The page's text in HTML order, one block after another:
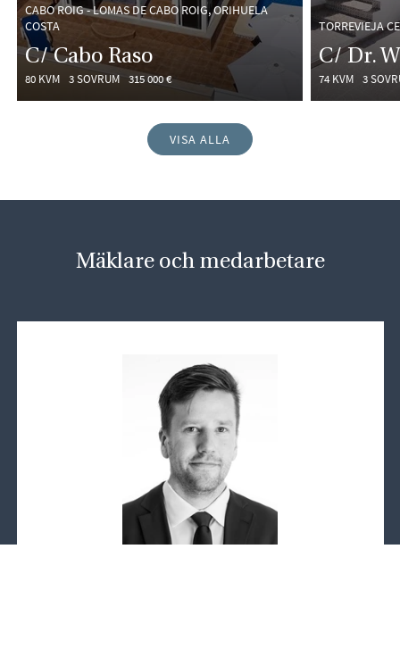
CABO ROIG - LOMAS DE CABO ROIG, ORIHUELA
COSTA
C/ Cabo Raso
80 KVM 3 SOVRUM 315 000 €
TORREVIEJA
C/ Dr.
74 KVM 3
VISA ALLA
Mäklare och medarbetare